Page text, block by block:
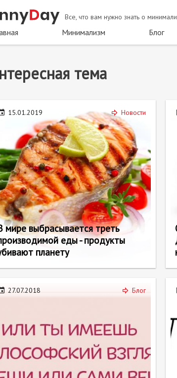
Все, что вам нужно знать о
Минимализм Блог
интересная тема
15.01.2019 Новости
мире выбрасывается треть
еды - продукты
планету
27.07.2018 Блог